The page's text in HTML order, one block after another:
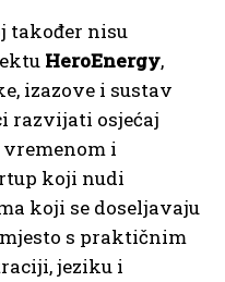
također nisu
HeroEnergy,
izazove i sustav
razvijati osjećaj
i
koji nudi
koji se doseljavaju
s praktičnim
jeziku i